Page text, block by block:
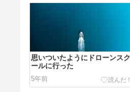
思いついたようにドローンスク
ールに行った
5年前